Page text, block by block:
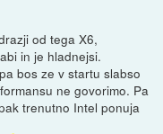
od tega X6,
in je hladnejsi.
bos ze v startu slabso
ne govorimo. Pa
trenutno Intel ponuja